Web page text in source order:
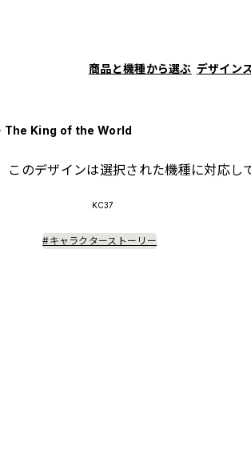
商品と機種から選ぶ デザイン
The King of the World
このデザインは選択された機種に対応し
KC37
#キャラクターストーリー